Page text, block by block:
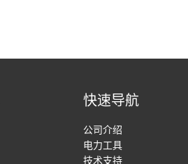
快速导航
公司介绍
电力工具
技术支持